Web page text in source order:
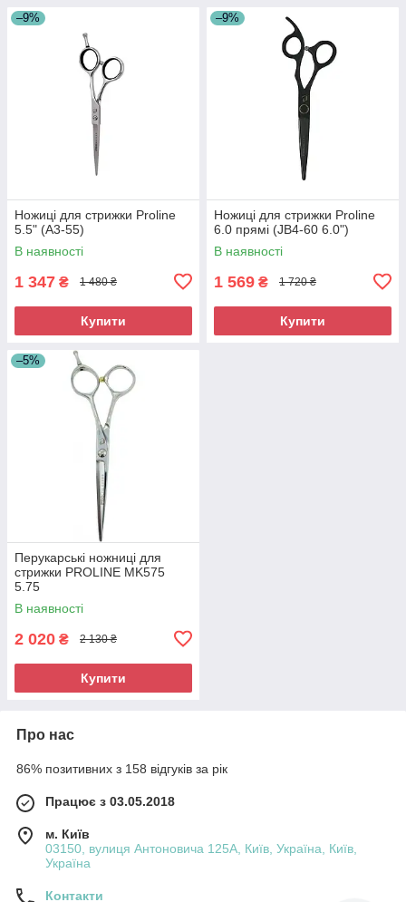
–9%
Ножиці для стрижки Proline
5.5" (A3-55)
В наявності
1 347 ₴ 1 480 ₴
Купити
–9%
Ножиці для стрижки Proline
6.0 прямі (JB4-60 6.0")
В наявності
1 569 ₴ 1 720 ₴
Купити
–5%
Перукарські ножниці для
стрижки PROLINE MK575
5.75
В наявності
2 020 ₴ 2 130 ₴
Купити
Про нас
86% позитивних з 158 відгуків за рік
Працює з 03.05.2018
м. Київ
03150, вулиця Антоновича 125А, Київ, Україна, Київ,
Україна
Контакти